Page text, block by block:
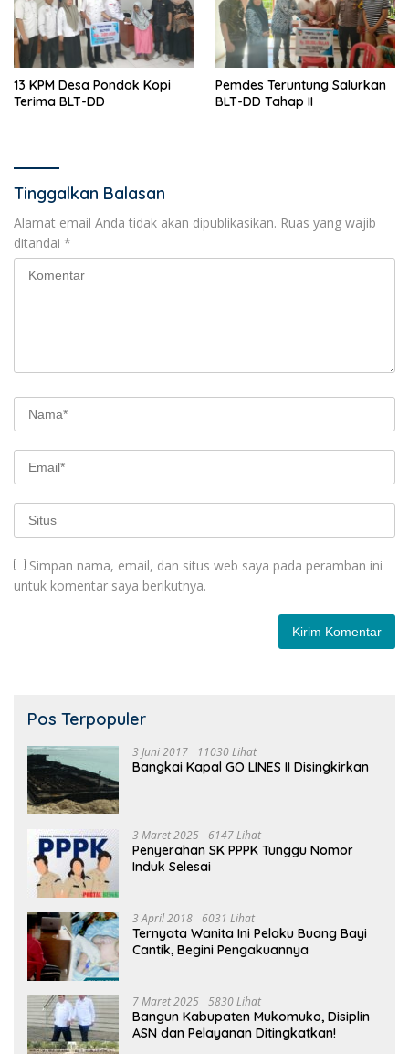
13 KPM Desa Pondok Kopi
Terima BLT-DD
Pemdes Teruntung Salurkan
BLT-DD Tahap II
Tinggalkan Balasan
Alamat email Anda tidak akan dipublikasikan. Ruas yang wajib
ditandai *
Simpan nama, email, dan situs web saya pada peramban ini
untuk komentar saya berikutnya.
Pos Terpopuler
3 Juni 2017 11030 Lihat
Bangkai Kapal GO LINES II Disingkirkan
3 Maret 2025 6147 Lihat
Penyerahan SK PPPK Tunggu Nomor
Induk Selesai
3 April 2018 6031 Lihat
Ternyata Wanita Ini Pelaku Buang Bayi
Cantik, Begini Pengakuannya
7 Maret 2025 5830 Lihat
Bangun Kabupaten Mukomuko, Disiplin
ASN dan Pelayanan Ditingkatkan!